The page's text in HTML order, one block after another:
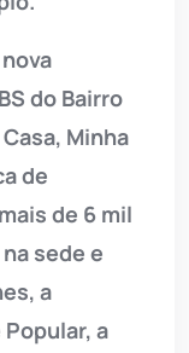
do Bairro
Minha
de
de 6 mil
sede e
a
a